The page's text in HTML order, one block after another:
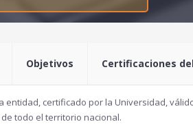
Objetivos Certificaciones
entidad, certificado por la Universidad,
todo el territorio nacional.